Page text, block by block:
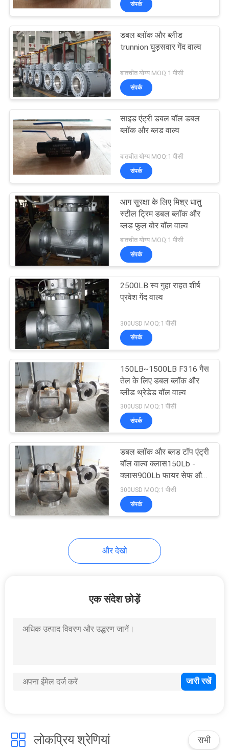
उद्धरण
मांगें
साइटमैप
PRIVACY
POLICY
संपर्क
डबल ब्लॉक और ब्लीड
trunnion घुड़सवार गेंद वाल्व
बातचीत योग्य MOQ:1 पीसी
संपर्क
साइड एंट्री डबल बॉल डबल
ब्लॉक और ब्लड वाल्व
बातचीत योग्य MOQ:1 पीसी
संपर्क
आग सुरक्षा के लिए मिश्र धातु
स्टील ट्रिम डबल ब्लॉक और
ब्लड फुल बोर बॉल वाल्व
बातचीत योग्य MOQ:1 पीसी
संपर्क
2500LB स्व गुहा राहत शीर्ष
प्रवेश गेंद वाल्व
300USD MOQ:1 पीसी
संपर्क
150LB~1500LB F316 गैस
तेल के लिए डबल ब्लॉक और
ब्लीड थ्रेडेड बॉल वाल्व
300USD MOQ:1 पीसी
संपर्क
डबल ब्लॉक और ब्लड टॉप एंट्री
बॉल वाल्व क्लास150Lb -
क्लास900Lb फायर सेफ और
एंटीस्टैटिक के साथ फ्लैंग्स
300USD MOQ:1 पीसी
संपर्क
और देखो
एक संदेश छोड़ें
लोकप्रिय श्रेणियां सभी